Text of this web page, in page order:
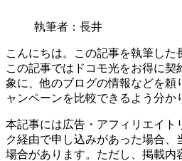
執筆者：長井
こんにちは。この記事を執筆した
この記事ではドコモ光をお得に
象に、他のブログの情報などを頼
ャンペーンを比較できるよう分か
本記事には広告・アフィリエイト
ク経由で申し込みがあった場合、
場合があります。ただし、掲載内